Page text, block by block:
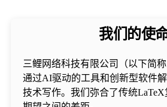
我们的使
三鲤网络科技有限公司（以下简
通过AI驱动的工具和创新型软件
技术写作。我们弥合了传统